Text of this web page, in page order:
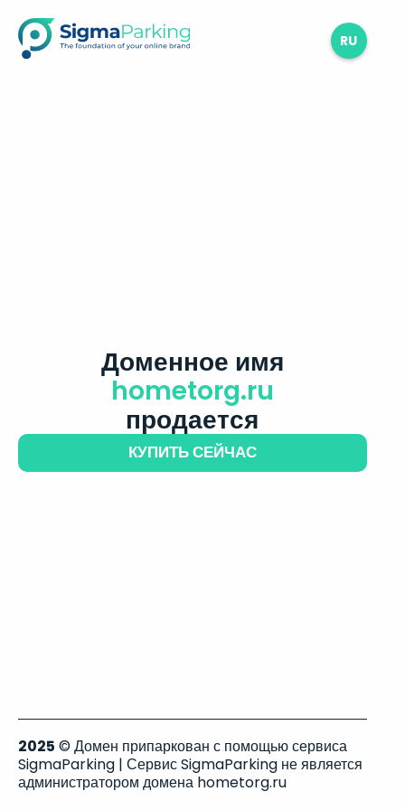
RU
Доменное имя
hometorg.ru
продается
КУПИТЬ СЕЙЧАС
2025 © Домен припаркован с помощью сервиса
SigmaParking | Сервис SigmaParking не является
администратором домена hometorg.ru